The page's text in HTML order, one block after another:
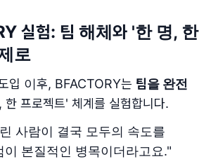
실험: 팀 해체와 '한 명, 한
로
입 이후, BFACTORY는 팀을 완전
한 프로젝트' 체계를 실험합니다.
사람이 결국 모두의 속도를
이 본질적인 병목이더라고요."